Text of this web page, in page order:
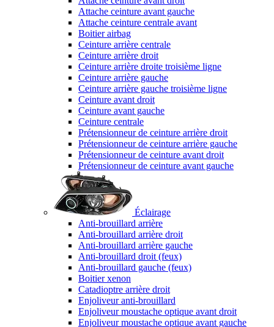
Attache ceinture avant gauche
Attache ceinture centrale avant
Boitier airbag
Ceinture arrière centrale
Ceinture arrière droit
Ceinture arrière droite troisième ligne
Ceinture arrière gauche
Ceinture arrière gauche troisième ligne
Ceinture avant droit
Ceinture avant gauche
Ceinture centrale
Prétensionneur de ceinture arrière droit
Prétensionneur de ceinture arrière gauche
Prétensionneur de ceinture avant droit
Prétensionneur de ceinture avant gauche
Éclairage
Anti-brouillard arrière
Anti-brouillard arrière droit
Anti-brouillard arrière gauche
Anti-brouillard droit (feux)
Anti-brouillard gauche (feux)
Boitier xenon
Catadioptre arrière droit
Enjoliveur anti-brouillard
Enjoliveur moustache optique avant droit
Enjoliveur moustache optique avant gauche